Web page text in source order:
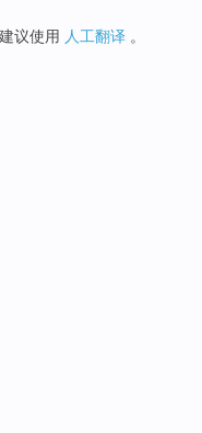
议使用 人工翻译 。